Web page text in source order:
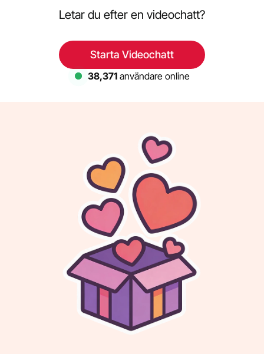
Letar du efter en videochatt?
Starta Videochatt
38,813 användare online